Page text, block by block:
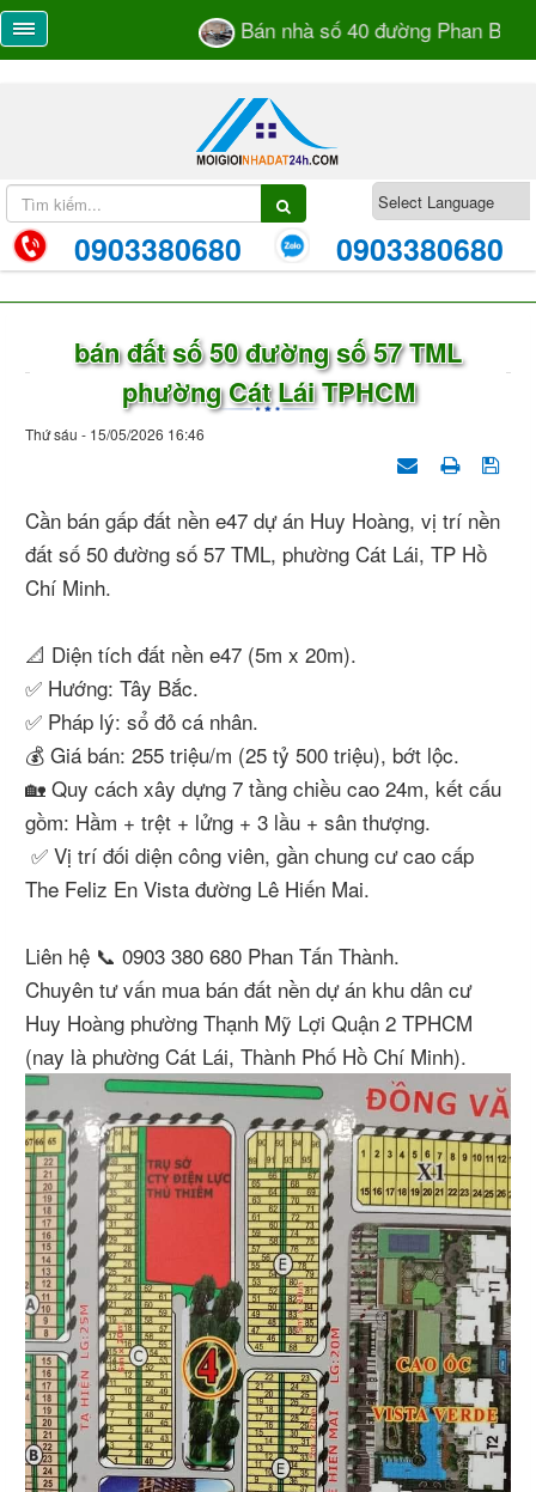
Bán nhà số 40 đường Phan Bá
0903380680 0903380680
bán đất số 50 đường số 57 TML
phường Cát Lái TPHCM
Thứ sáu - 15/05/2026 16:46
Cần bán gấp đất nền e47 dự án Huy Hoàng, vị trí nền
đất số 50 đường số 57 TML, phường Cát Lái, TP Hồ
Chí Minh.
📐 Diện tích đất nền e47 (5m x 20m).
✅ Hướng: Tây Bắc.
✅ Pháp lý: sổ đỏ cá nhân.
💰 Giá bán: 255 triệu/m (25 tỷ 500 triệu), bớt lộc.
🏡 Quy cách xây dựng 7 tầng chiều cao 24m, kết cấu
gồm: Hầm + trệt + lửng + 3 lầu + sân thượng.
✅ Vị trí đối diện công viên, gần chung cư cao cấp
The Feliz En Vista đường Lê Hiến Mai.
Liên hệ 📞 0903 380 680 Phan Tấn Thành.
Chuyên tư vấn mua bán đất nền dự án khu dân cư
Huy Hoàng phường Thạnh Mỹ Lợi Quận 2 TPHCM
(nay là phường Cát Lái, Thành Phố Hồ Chí Minh).